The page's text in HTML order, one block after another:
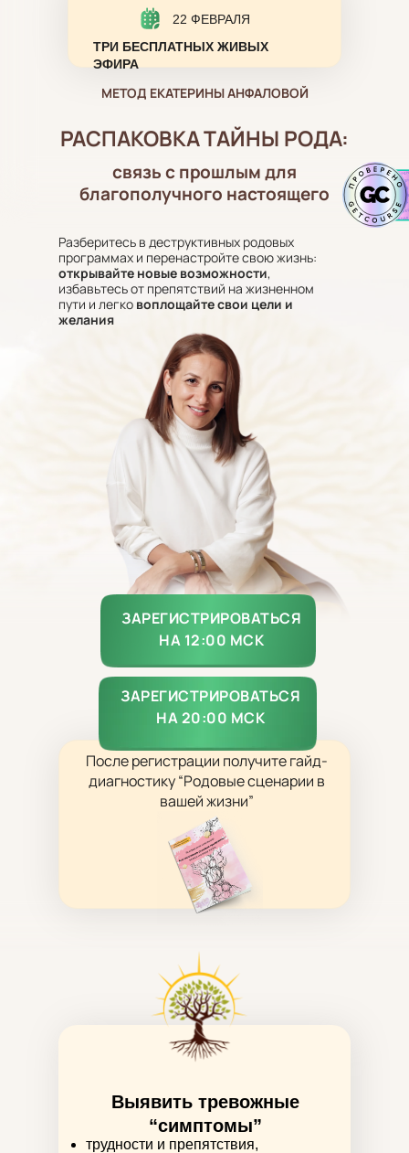
РАСПАКОВКА ТАЙНЫ РОДА:
Разберитесь в деструктивных родовых
программах и перенастройте свою жизнь:
открывайте новые возможности,
избавьтесь от препятствий на жизненном
пути и легко воплощайте свои цели и
желания
МЕТОД ЕКАТЕРИНЫ АНФАЛОВОЙ
связь с прошлым для
благополучного настоящего
22 ФЕВРАЛЯ
ТРИ БЕСПЛАТНЫХ ЖИВЫХ
ЭФИРА
После регистрации получите гайд-
диагностику “Родовые сценарии в
вашей жизни”
ЗАРЕГИСТРИРОВАТЬСЯ
НА 12:00 МСК
ЗАРЕГИСТРИРОВАТЬСЯ
НА 20:00 МСК
трудности и препятствия,
Выявить тревожные
“симптомы”